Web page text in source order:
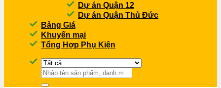
Dự án Quận 12
Dự án Quận Thủ Đức
Bảng Giá
Khuyến mại
Tổng Hợp Phụ Kiện
Tìm
kiếm: